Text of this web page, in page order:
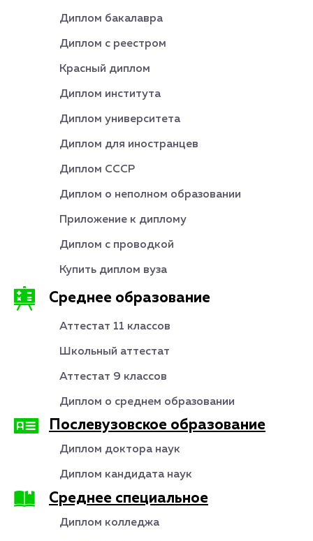
Диплом бакалавра
Диплом с реестром
Красный диплом
Диплом института
Диплом университета
Диплом для иностранцев
Диплом СССР
Диплом о неполном образовании
Приложение к диплому
Диплом с проводкой
Купить диплом вуза
Среднее образование
Аттестат 11 классов
Школьный аттестат
Аттестат 9 классов
Диплом о среднем образовании
Послевузовское образование
Диплом доктора наук
Диплом кандидата наук
Среднее специальное
Диплом колледжа